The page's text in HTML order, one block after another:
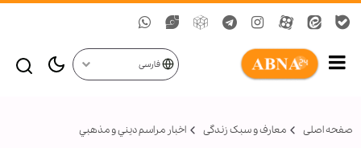
فارسی
صفحه اصلی معارف و سبک زندگی اخبار مراسم ديني و مذهبي